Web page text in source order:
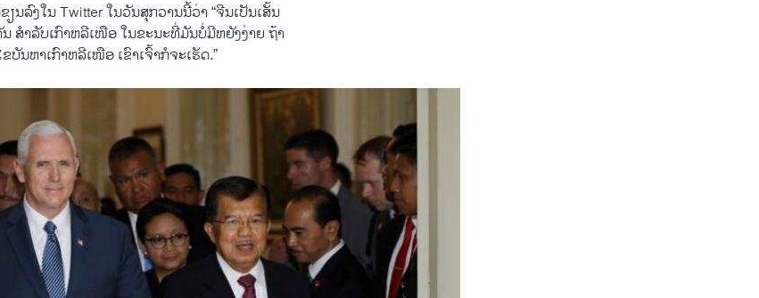
ນ​ລົງ​ໃນ Twitter ​ໃນ​ວັນ​ສຸກ​ວານ​ນີ້​ວ່າ “ຈີນ​ເປັນ​ເສັ້ນ
ສຳລັບ​ເກົາຫລີ​ເໜືອ ​ໃນ​ຂະນະ​ທີ່ມັນບໍ່​ມີຫຍັງງ່າຍ ຖ້າ​
ບັນຫາ​ເກົາຫລີ​ເໜືອ ​ເຂົາ​ເຈົ້າ​ກໍຈະ​ເຮັດ.”